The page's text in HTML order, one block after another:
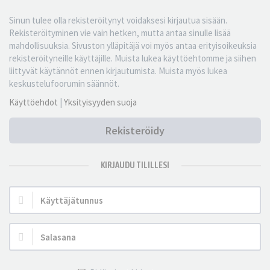
Sinun tulee olla rekisteröitynyt voidaksesi kirjautua sisään.
Rekisteröityminen vie vain hetken, mutta antaa sinulle lisää
mahdollisuuksia. Sivuston ylläpitäjä voi myös antaa erityisoikeuksia
rekisteröityneille käyttäjille. Muista lukea käyttöehtomme ja siihen
liittyvät käytännöt ennen kirjautumista. Muista myös lukea
keskustelufoorumin säännöt.
Käyttöehdot | Yksityisyyden suoja
Rekisteröidy
KIRJAUDU TILILLESI
Käyttäjätunnus:
Salasana: